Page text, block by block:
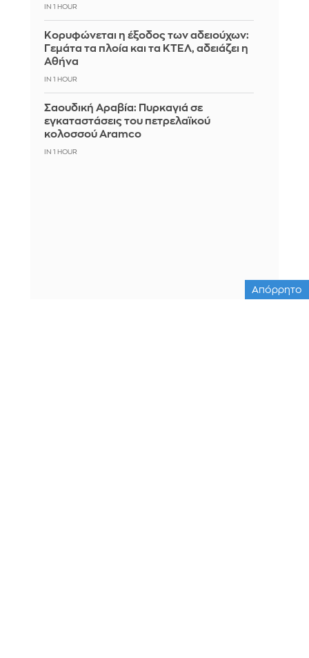
IN 1 HOUR
Κορυφώνεται η έξοδος των αδειούχων:
Γεμάτα τα πλοία και τα ΚΤΕΛ, αδειάζει η
Αθήνα
IN 1 HOUR
Σαουδική Αραβία: Πυρκαγιά σε
εγκαταστάσεις του πετρελαϊκού
κολοσσού Aramco
IN 1 HOUR
Απόρρητο